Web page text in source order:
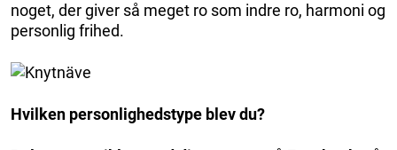
noget, der giver så meget ro som indre ro, harmoni og
personlig frihed.
Hvilken personlighedstype blev du?